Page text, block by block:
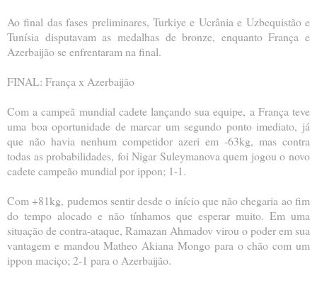
Ao final das fases preliminares, Turkiye e Ucrânia e Uzbequistão e
Tunísia disputavam as medalhas de bronze, enquanto França e
Azerbaijão se enfrentaram na final.
FINAL: França x Azerbaijão
Com a campeã mundial cadete lançando sua equipe, a França teve
uma boa oportunidade de marcar um segundo ponto imediato, já
que não havia nenhum competidor azeri em -63kg, mas contra
todas as probabilidades, foi Nigar Suleymanova quem jogou o novo
cadete campeão mundial por ippon; 1-1.
Com +81kg, pudemos sentir desde o início que não chegaria ao fim
do tempo alocado e não tínhamos que esperar muito. Em uma
situação de contra-ataque, Ramazan Ahmadov virou o poder em sua
vantagem e mandou Matheo Akiana Mongo para o chão com um
ippon maciço; 2-1 para o Azerbaijão.